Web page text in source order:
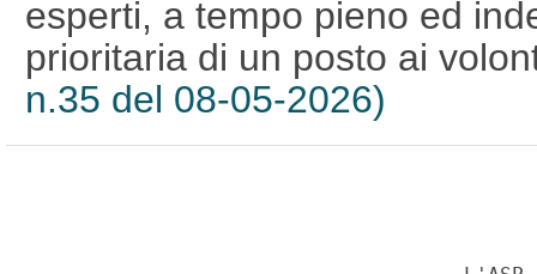
esperti, a tempo pieno ed
prioritaria di un posto ai
n.35 del 08-05-2026)